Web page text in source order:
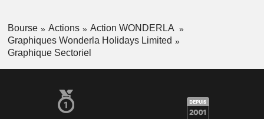
Bourse Actions
Action WONDERLA
Graphiques Wonderla Holidays Limited
Graphique Sectoriel